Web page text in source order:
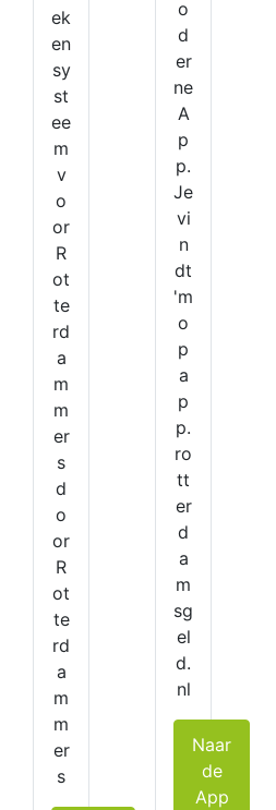
ek
en
sy
st
ee
m
v
o
or
R
ot
te
rd
a
m
m
er
s
d
o
or
R
ot
te
rd
a
m
m
er
s
o
d
er
ne
A
p
p.
Je
vi
n
dt
'm
o
p
a
p
p.
ro
tt
er
d
a
m
sg
el
d.
nl
Naar
de
App